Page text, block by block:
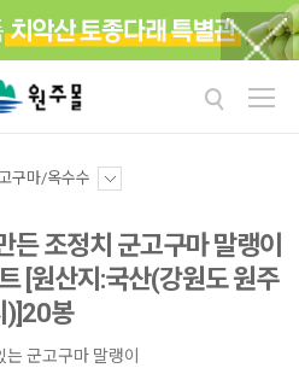
구마/옥수수
든 조정치 군고구마 말랭이
[원산지:국산(강원도 원주
)]20봉
군고구마 말랭이